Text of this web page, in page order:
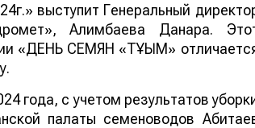
выступит Генеральный
Алимбаева Данара.
«ДЕНЬ СЕМЯН «ТҰҚЫМ»
года, с учетом результатов
палаты семеноводов